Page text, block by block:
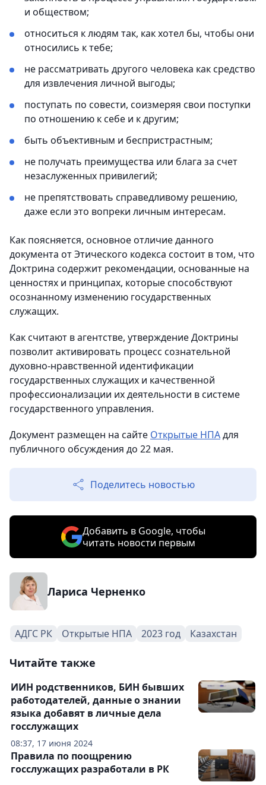
и обществом;
относиться к людям так, как хотел бы, чтобы они
относились к тебе;
не рассматривать другого человека как средство
для извлечения личной выгоды;
поступать по совести, соизмеряя свои поступки
по отношению к себе и к другим;
быть объективным и беспристрастным;
не получать преимущества или блага за счет
незаслуженных привилегий;
не препятствовать справедливому решению,
даже если это вопреки личным интересам.
Как поясняется, основное отличие данного
документа от Этического кодекса состоит в том, что
Доктрина содержит рекомендации, основанные на
ценностях и принципах, которые способствуют
осознанному изменению государственных
служащих.
Как считают в агентстве, утверждение Доктрины
позволит активировать процесс сознательной
духовно-нравственной идентификации
государственных служащих и качественной
профессионализации их деятельности в системе
государственного управления.
Документ размещен на сайте Открытые НПАдля
публичного обсуждения до 22 мая.
Поделитесь новостью
Добавить в Google, чтобы
читать новости первым
Лариса Черненко
АДГС РК Открытые НПА 2023 год Казахстан
Читайте также
08:37, 17 июня 2024
ИИН родственников, БИН бывших
работодателей, данные о знании
языка добавят в личные дела
госслужащих
Правила по поощрению
госслужащих разработали в РК